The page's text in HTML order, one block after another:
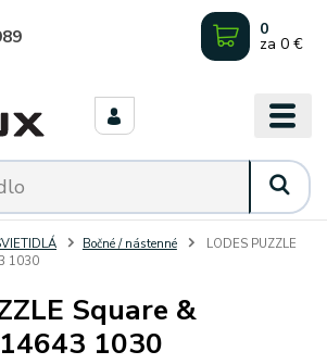
0
za 0 €
Bočné / nástenné
LODES PUZZLE
1030
Square &
1030